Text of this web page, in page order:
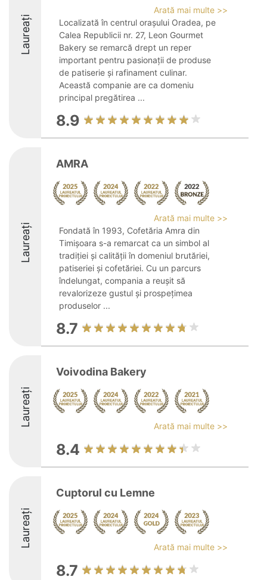
Laureați
Arată mai multe >>
Localizată în centrul orașului Oradea, pe
Calea Republicii nr. 27, Leon Gourmet
Bakery se remarcă drept un reper
important pentru pasionații de produse
de patiserie și rafinament culinar.
Această companie are ca domeniu
principal pregătirea ...
8.9
Laureați
AMRA
Arată mai multe >>
Fondată în 1993, Cofetăria Amra din
Timișoara s-a remarcat ca un simbol al
tradiției și calității în domeniul brutăriei,
patiseriei și cofetăriei. Cu un parcurs
îndelungat, compania a reușit să
revalorizeze gustul și prospețimea
produselor ...
8.7
Laureați
Voivodina Bakery
Arată mai multe >>
8.4
Laureați
Cuptorul cu Lemne
Arată mai multe >>
8.7